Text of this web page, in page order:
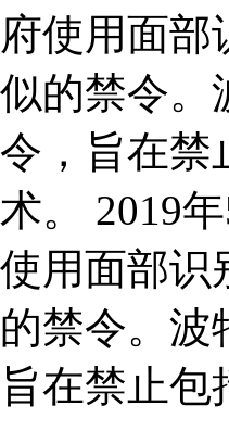
府使用面部
似的禁令。
令，旨在禁
术。 2019
使用面部识
的禁令。波
旨在禁止